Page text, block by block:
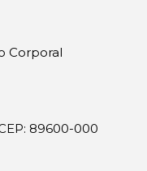
Corporal
89600-000